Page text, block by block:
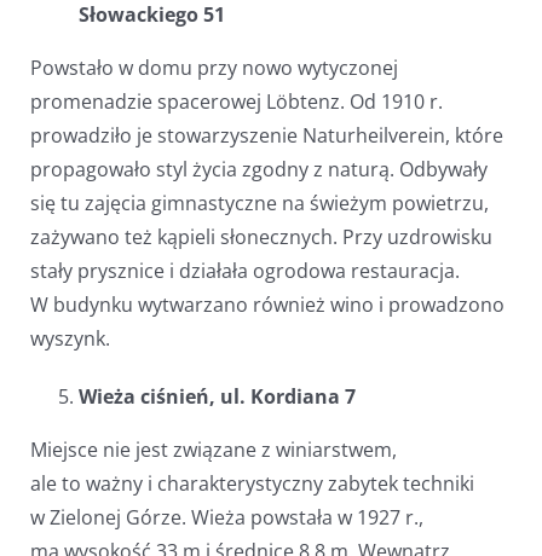
Słowackiego 51
Powstało w domu przy nowo wytyczonej
promenadzie spacerowej Löbtenz. Od 1910 r.
prowadziło je stowarzyszenie Naturheilverein, które
propagowało styl życia zgodny z naturą. Odbywały
się tu zajęcia gimnastyczne na świeżym powietrzu,
zażywano też kąpieli słonecznych. Przy uzdrowisku
stały prysznice i działała ogrodowa restauracja.
W budynku wytwarzano również wino i prowadzono
wyszynk.
Wieża ciśnień, ul. Kordiana 7
Miejsce nie jest związane z winiarstwem,
ale to ważny i charakterystyczny zabytek techniki
w Zielonej Górze. Wieża powstała w 1927 r.,